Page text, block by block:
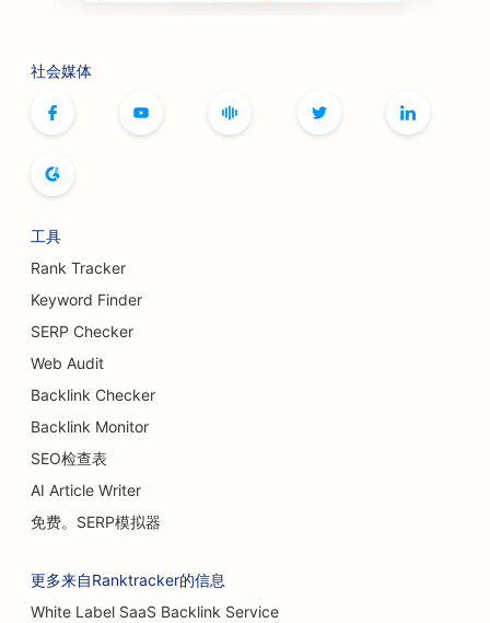
肉毒杆菌毒素和填充剂服务的搜索引擎优化
精品店搜索引擎优化
隆胸服务搜索引擎优化
自助餐厅搜索引擎优化
蛋糕店搜索引擎优化
为汽车经销商提供搜索引擎优化
烧伤外科医生的搜索引擎优化
咖啡馆搜索引擎优化
社会媒体
工具
Rank Tracker
Keyword Finder
SERP Checker
Web Audit
Backlink Checker
Backlink Monitor
SEO检查表
AI Article Writer
免费。SERP模拟器
更多来自Ranktracker的信息
White Label SaaS Backlink Service